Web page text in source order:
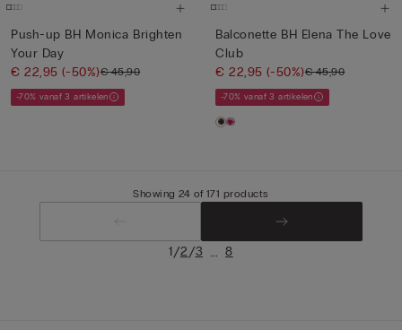
Push-up BH Monica Brighten
Your Day
€ 22,95(-50%)€ 45,90
-70% vanaf 3 artikelen
Balconette BH Elena The Love
Club
€ 22,95(-50%)€ 45,90
-70% vanaf 3 artikelen
Showing 24 of 171 products
1/2/3 ... 8